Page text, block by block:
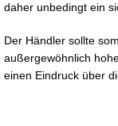
daher unbedingt ein
Der Händler sollte
außergewöhnlich
einen Eindruck über